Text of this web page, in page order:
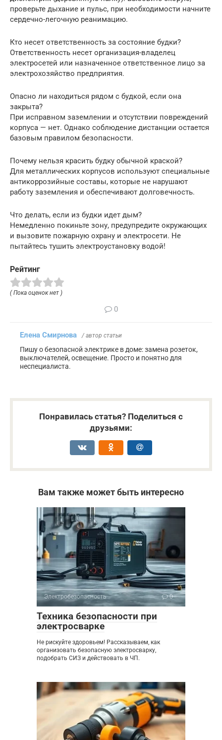
проверьте дыхание и пульс, при необходимости начните
сердечно-легочную реанимацию.
Кто несет ответственность за состояние будки?
Ответственность несет организация-владелец
электросетей или назначенное ответственное лицо за
электрохозяйство предприятия.
Опасно ли находиться рядом с будкой, если она
закрыта?
При исправном заземлении и отсутствии повреждений
корпуса — нет. Однако соблюдение дистанции остается
базовым правилом безопасности.
Почему нельзя красить будку обычной краской?
Для металлических корпусов используют специальные
антикоррозийные составы, которые не нарушают
работу заземления и обеспечивают долговечность.
Что делать, если из будки идет дым?
Немедленно покиньте зону, предупредите окружающих
и вызовите пожарную охрану и электросети. Не
пытайтесь тушить электроустановку водой!
Рейтинг
( Пока оценок нет )
0
Елена Смирнова / автор статьи
Пишу о безопасной электрике в доме: замена розеток,
выключателей, освещение. Просто и понятно для
неспециалиста.
Понравилась статья? Поделиться с
друзьями:
Вам также может быть интересно
Электробезопасность 0
Техника безопасности при
электросварке
Не рискуйте здоровьем! Рассказываем, как
организовать безопасную электросварку,
подобрать СИЗ и действовать в ЧП.